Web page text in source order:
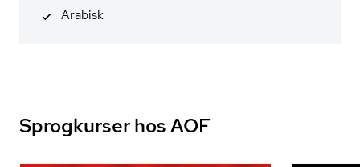
Arabisk
Sprogkurser hos AOF